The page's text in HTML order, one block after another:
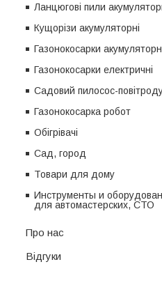
Ланцюгові пили
Кущорізи акумуляторні
Газонокосарки
Газонокосарки електричні
Садовий пилосос-
Газонокосарка робот
Обігрівачі
Сад, город
Товари для дому
Инструменты и
для автомастерских, СТО
Про нас
Відгуки